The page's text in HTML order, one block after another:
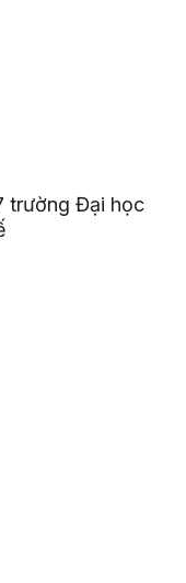
trường Đại học